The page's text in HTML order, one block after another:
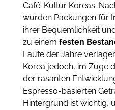
Café-Kultur Koreas.
wurden Packungen für
ihrer Bequemlichkeit
zu einem festen
Laufe der Jahre
Korea jedoch, im Zuge
der rasanten
Espresso-basierten
Hintergrund ist wichtig,